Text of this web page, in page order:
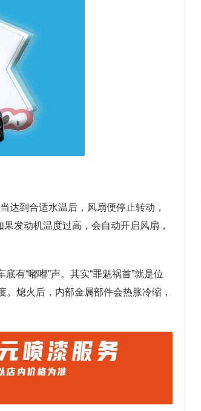
达到合适水温后，风扇便停止转动，
发动机温度过高，会自动开启风扇，
有“嘟嘟”声。其实“罪魁祸首”就是位
熄火后，内部金属部件会热胀冷缩，